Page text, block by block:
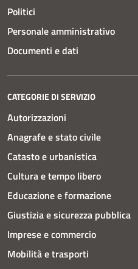
Politici
Personale amministrativo
Documenti e dati
CATEGORIE DI SERVIZIO
Autorizzazioni
Anagrafe e stato civile
Catasto e urbanistica
Cultura e tempo libero
Educazione e formazione
Giustizia e sicurezza pubblica
Imprese e commercio
Mobilità e trasporti